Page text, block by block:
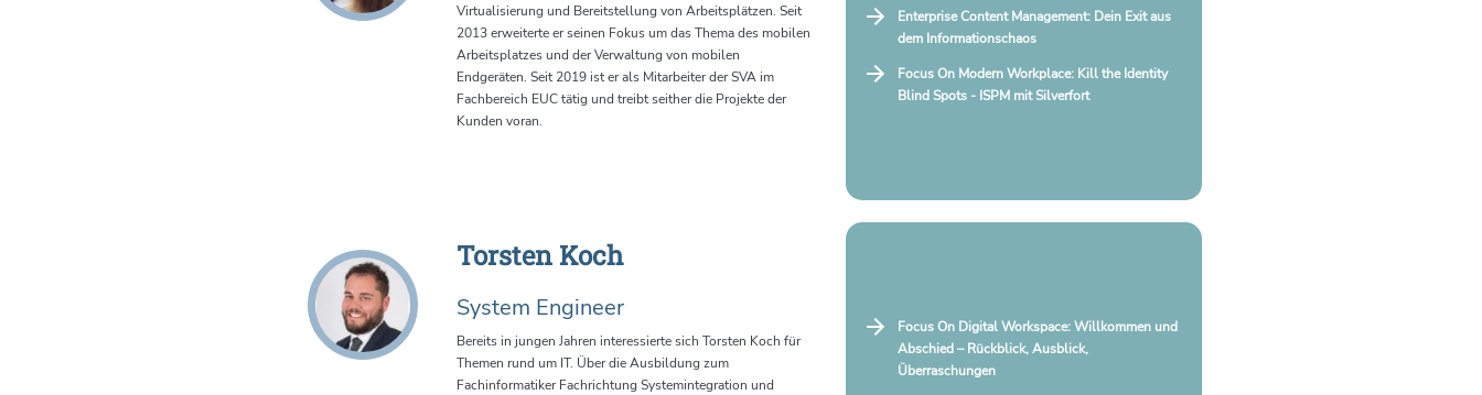
Virtualisierung und Bereitstellung von Arbeitsplätzen. Seit
2013 erweiterte er seinen Fokus um das Thema des mobilen
Arbeitsplatzes und der Verwaltung von mobilen
Endgeräten. Seit 2019 ist er als Mitarbeiter der SVA im
Fachbereich EUC tätig und treibt seither die Projekte der
Kunden voran.
Enterprise Content Management: Dein Exit aus
dem Informationschaos
Focus On Modern Workplace: Kill the Identity
Blind Spots - ISPM mit Silverfort
Torsten Koch
System Engineer
Bereits in jungen Jahren interessierte sich Torsten Koch für
Themen rund um IT. Über die Ausbildung zum
Fachinformatiker Fachrichtung Systemintegration und
Focus On Digital Workspace: Willkommen und
Abschied – Rückblick, Ausblick,
Überraschungen